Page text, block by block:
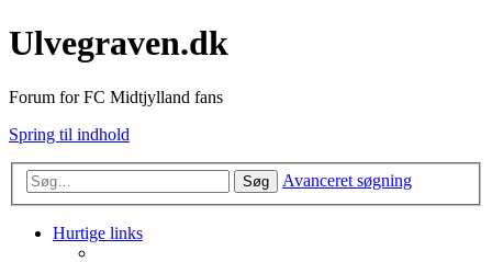
Ulvegraven.dk
Forum for FC Midtjylland fans
Spring til indhold
Søg Avanceret søgning
Hurtige links